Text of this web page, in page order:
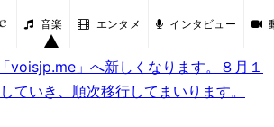
音楽 エンタメ インタビュー
voisjp.me」へ新しくなります。８月１
ていき、順次移行してまいります。